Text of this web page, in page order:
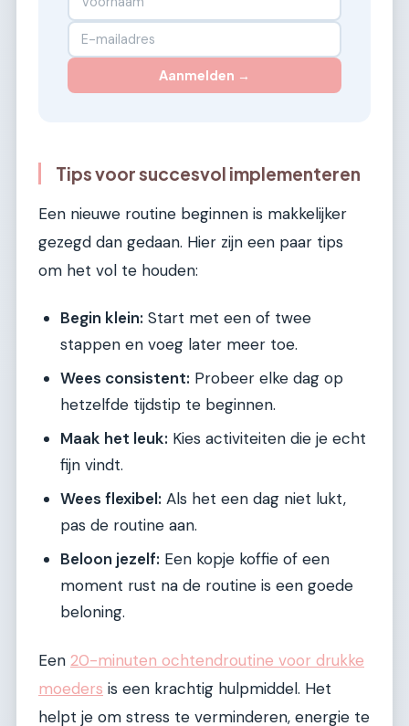
Aanmelden →
Tips voor succesvol implementeren
Een nieuwe routine beginnen is makkelijker
gezegd dan gedaan. Hier zijn een paar tips
om het vol te houden:
Begin klein: Start met een of twee
stappen en voeg later meer toe.
Wees consistent: Probeer elke dag op
hetzelfde tijdstip te beginnen.
Maak het leuk: Kies activiteiten die je echt
fijn vindt.
Wees flexibel: Als het een dag niet lukt,
pas de routine aan.
Beloon jezelf: Een kopje koffie of een
moment rust na de routine is een goede
beloning.
Een 20-minuten ochtendroutine voor drukke
moeders is een krachtig hulpmiddel. Het
helpt je om stress te verminderen, energie te